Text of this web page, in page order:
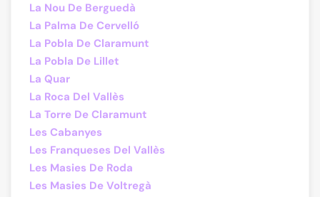
La Nou De Berguedà
La Palma De Cervelló
La Pobla De Claramunt
La Pobla De Lillet
La Quar
La Roca Del Vallès
La Torre De Claramunt
Les Cabanyes
Les Franqueses Del Vallès
Les Masies De Roda
Les Masies De Voltregà